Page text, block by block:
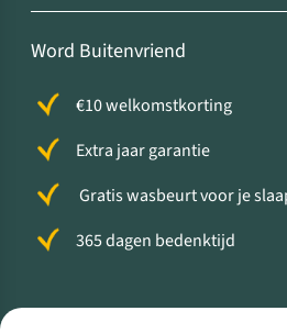
Word Buitenvriend
€10 welkomstkorting
Extra jaar garantie
Gratis wasbeurt voor je
365 dagen bedenktijd